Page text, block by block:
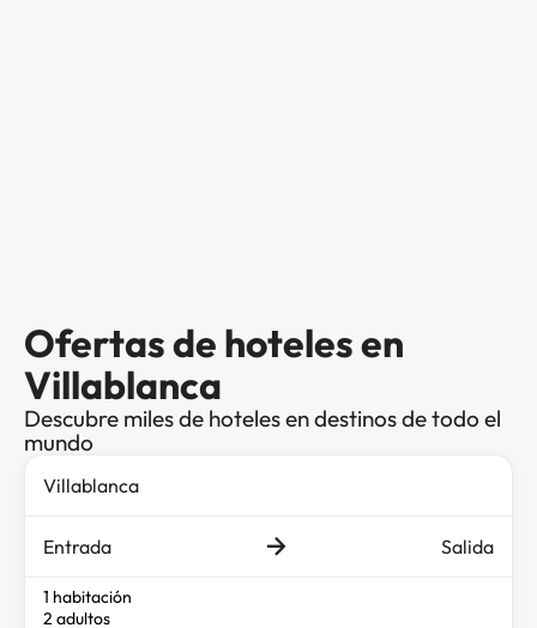
Ofertas de hoteles en
Villablanca
Descubre miles de hoteles en destinos de todo el
mundo
Entrada Salida
1 habitación
2 adultos